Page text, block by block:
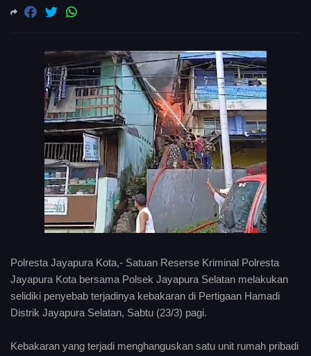
Polresta Jayapura Kota,- Satuan Reserse Kriminal Polresta
Jayapura Kota bersama Polsek Jayapura Selatan melakukan
selidiki penyebab terjadinya kebakaran di Pertigaan Hamadi
Distrik Jayapura Selatan, Sabtu (23/3) pagi.
Kebakaran yang terjadi menghanguskan satu unit rumah pribadi